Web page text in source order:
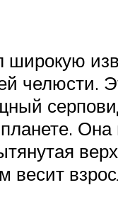
челюсти.
Она